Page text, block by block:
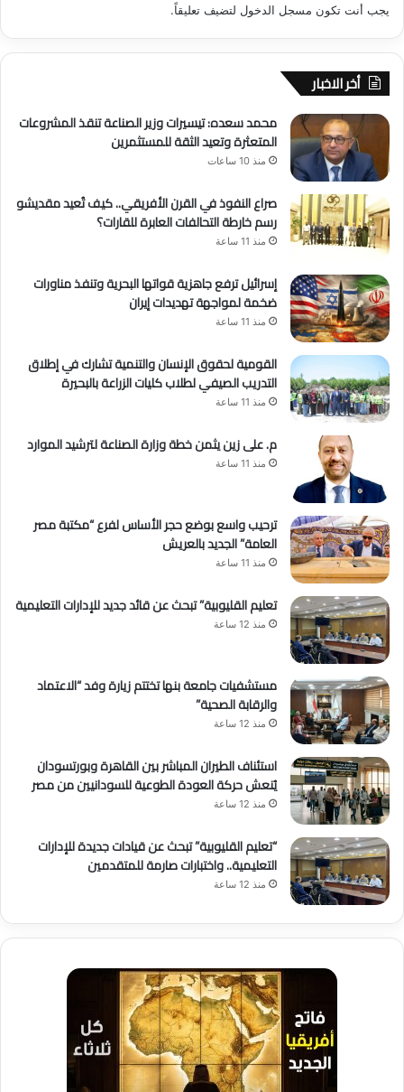
يجب أنت تكون مسجل الدخول لتضيف تعليقاً.
أخر الاخبار
محمد سعده: تيسيرات وزير الصناعة تنقذ المشروعات
المتعثرة وتعيد الثقة للمستثمرين
منذ 10 ساعات
صراع النفوذ في القرن الأفريقي.. كيف تُعيد مقديشو
رسم خارطة التحالفات العابرة للقارات؟
منذ 11 ساعة
إسرائيل ترفع جاهزية قواتها البحرية وتنفذ مناورات
ضخمة لمواجهة تهديدات إيران
منذ 11 ساعة
القومية لحقوق الإنسان والتنمية تشارك في إطلاق
التدريب الصيفي لطلاب كليات الزراعة بالبحيرة
منذ 11 ساعة
م. على زين يثمن خطة وزارة الصناعة لترشيد الموارد
منذ 11 ساعة
ترحيب واسع بوضع حجر الأساس لفرع “مكتبة مصر
العامة” الجديد بالعريش
منذ 11 ساعة
تعليم القليوبية” تبحث عن قائد جديد للإدارات التعليمية
منذ 12 ساعة
مستشفيات جامعة بنها تختتم زيارة وفد “الاعتماد
والرقابة الصحية”
منذ 12 ساعة
استئناف الطيران المباشر بين القاهرة وبورتسودان
يُنعش حركة العودة الطوعية للسودانيين من مصر
منذ 12 ساعة
“تعليم القليوبية” تبحث عن قيادات جديدة للإدارات
التعليمية.. واختبارات صارمة للمتقدمين
منذ 12 ساعة